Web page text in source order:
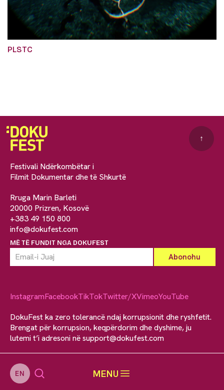
EN MENU
PLSTC
Festivali Ndërkombëtar i
Filmit Dokumentar dhe të Shkurtë
Rruga Marin Barleti
20000 Prizren, Kosovë
+383 49 150 800
info@dokufest.com
MË TË FUNDIT NGA DOKUFEST
↑
InstagramFacebookTikTokTwitter/XVimeoYouTube
DokuFest ka zero tolerancë ndaj korrupsionit dhe ryshfetit.
Brengat për korrupsion, keqpërdorim dhe dyshime, ju
lutemi t’i adresoni nësupport@dokufest.com